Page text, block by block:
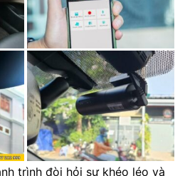
trình đòi hỏi sự khéo léo và